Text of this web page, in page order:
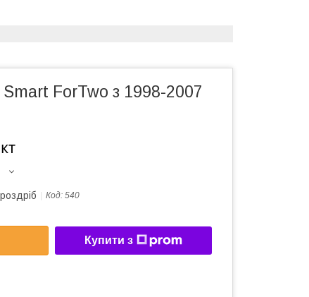
ForTwo з 1998-2007
Код: 540
Купити з